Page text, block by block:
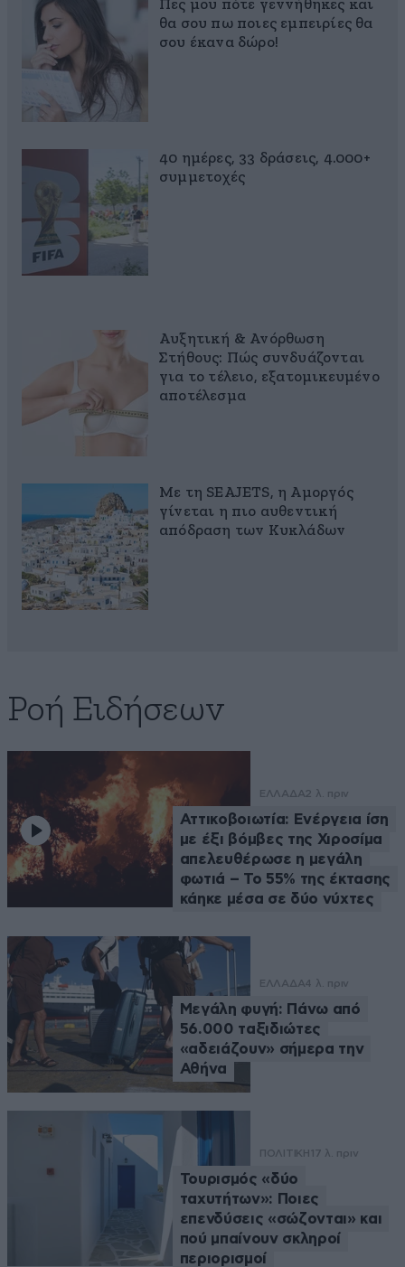
Πες μου πότε γεννήθηκες και
θα σου πω ποιες εμπειρίες θα
σου έκανα δώρο!
40 ημέρες, 33 δράσεις, 4.000+
συμμετοχές
Αυξητική & Ανόρθωση
Στήθους: Πώς συνδυάζονται
για το τέλειο, εξατομικευμένο
αποτέλεσμα
Με τη SEAJETS, η Αμοργός
γίνεται η πιο αυθεντική
απόδραση των Κυκλάδων
Ροή Ειδήσεων
ΕΛΛΑΔΑ2 λ. πριν
Αττικοβοιωτία: Ενέργεια ίση
με έξι βόμβες της Χιροσίμα
απελευθέρωσε η μεγάλη
φωτιά – Το 55% της έκτασης
κάηκε μέσα σε δύο νύχτες
ΕΛΛΑΔΑ4 λ. πριν
Μεγάλη φυγή: Πάνω από
56.000 ταξιδιώτες
«αδειάζουν» σήμερα την
Αθήνα
ΠΟΛΙΤΙΚΗ 17 λ. πριν
Τουρισμός «δύο
ταχυτήτων»: Ποιες
επενδύσεις «σώζονται» και
πού μπαίνουν σκληροί
περιορισμοί